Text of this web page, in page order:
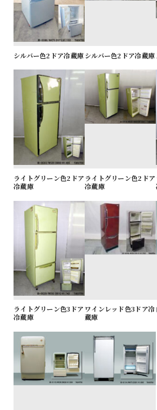
シルバー色2ドア冷蔵庫シルバー色2ドア冷蔵庫
ライトグリーン色2ドア
冷蔵庫
ライトグリーン色2ドア
冷蔵庫
ライトグリーン色3ドア
冷蔵庫
ワインレッド色3ドア冷
蔵庫